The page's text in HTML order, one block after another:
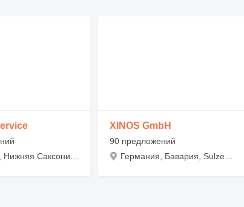
XINOS GmbH
90 предложений